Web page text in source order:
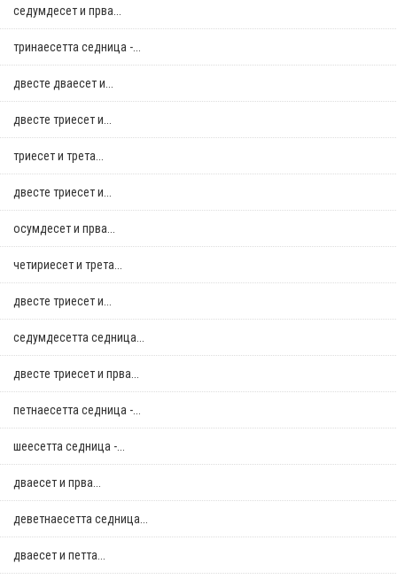
седумдесет и прва...
тринаесетта седница -...
двестe дваесет и...
двестe триесет и...
триесет и трета...
двестe триесет и...
осумдесет и прва...
четириесет и трета...
двестe триесет и...
седумдесетта седница...
двестe триесет и прва...
петнаесетта седница -...
шеесетта седница -...
дваесет и прва...
деветнаесетта седница...
дваесет и петта...